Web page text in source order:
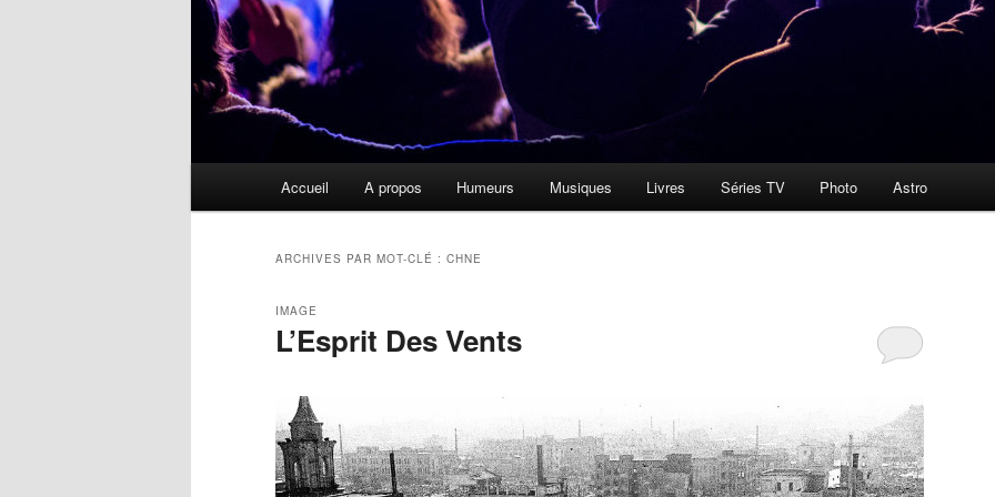
Accueil A propos Humeurs Musiques Livres Séries TV Photo Astro
ARCHIVES PAR MOT-CLÉ : CHNE
L’Esprit Des Vents
IMAGE